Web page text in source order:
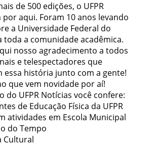
de 500 edições, o UFPR
por aqui. Foram 10 anos levando
a Universidade Federal do
toda a comunidade acadêmica.
nosso agradecimento a todos
e telespectadores que
essa história junto com a gente!
que vem novidade por aí!
do UFPR Notícias você confere:
de Educação Física da UFPR
atividades em Escola Municipal
do Tempo
Cultural